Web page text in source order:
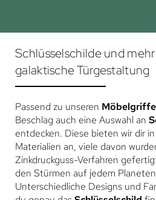
Schlüsselschilde und
galaktische Türgestaltung
Passend zu unseren
Beschlag auch eine Auswahl an
entdecken. Diese bieten wir dir
Materialien an, viele davon
Zinkdruckguss-Verfahren
den Stürmen auf jedem
Unterschiedliche Designs und